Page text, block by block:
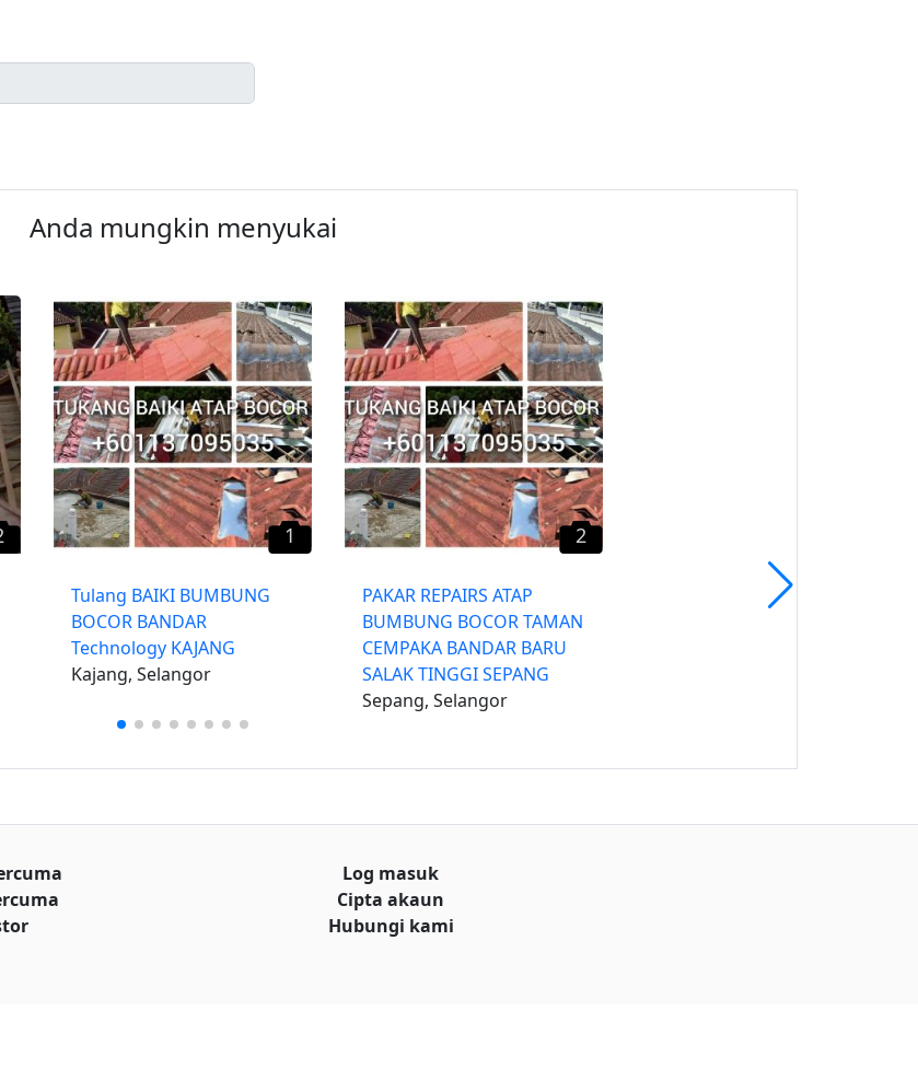
Anda mungkin menyukai
1
Tulang BAIKI BUMBUNG
BOCOR BANDAR
Technology KAJANG
Kajang, Selangor
2
PAKAR REPAIRS ATAP
BUMBUNG BOCOR TAMAN
CEMPAKA BANDAR BARU
SALAK TINGGI SEPANG
Sepang, Selangor
Log masuk
Cipta akaun
Hubungi kami